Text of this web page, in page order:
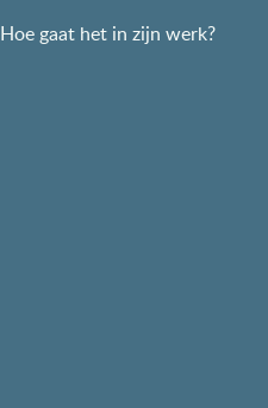
Hoe gaat het in zijn werk?